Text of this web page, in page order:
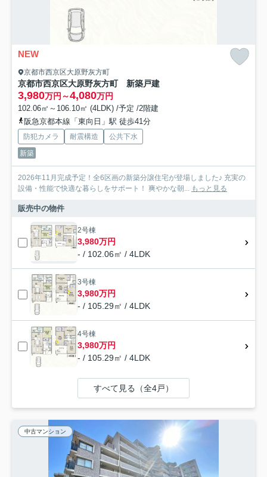
NEW
京都市西京区大原野灰方町
京都市西京区大原野灰方町 新築戸建
3,980万円～4,080万円
102.06㎡～106.10㎡ (4LDK) /予定 /2階建
阪急京都本線「東向日」駅 徒歩41分
防犯カメラ 耐震構造
公共下水
新築
2026年11月完成予定！全6区画の新築分譲住宅が登場しました♪ 充実の
設備・性能で快適な暮らしをサポート！ 爽やかな朝... もっと見る
販売中の物件
2号棟
3,980万円
- / 102.06㎡ / 4LDK
3号棟
3,980万円
- / 105.29㎡ / 4LDK
4号棟
3,980万円
- / 105.29㎡ / 4LDK
すべて見る（全4戸）
中古マンション